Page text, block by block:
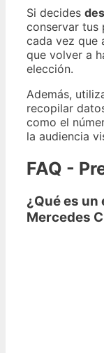
Si decides
conservar tus
cada vez que
que volver a
elección.
Además,
recopilar
como el
la audiencia
FAQ -
¿Qué es
Mercedes